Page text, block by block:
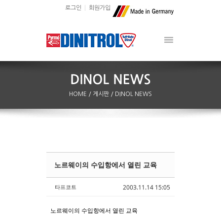
로그인 회원가입
HOME / 게시판 / DINOL NEWS
2003.11.14 15:05
노르웨이의 수입항에서 열린 교육
타프코트
노르웨이의 수입항에서 열린 교육
Sketchbook5, 스케치북5
Sketchbook5, 스케치북5